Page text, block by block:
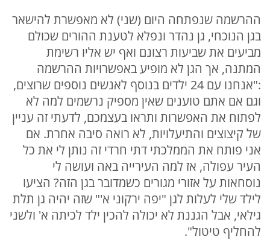
ההרשמה שנפתחה היום (שני) לא מאפשרת להישאר
בגן הנוכחי, גן נהדר ונפלא לטענת ההורים שכולם
מביעים את שביעות רצונם ואף יש אליו רשימת
המתנה, אך הגן לא מופיע באפשרויות ההרשמה
:"אנחנו עם 24 ילדים בנוסף לאנשים נוספים שרוצים,
וגם אם אתם טוענים שאין מספיק נרשמים למה לא
לפתוח את האפשרות ותראו בעצמכם, לדעתי זה עניין
של קיצוצים והתיעלויות, לא רואה סיבה אחרת. אם
אני פותח את הממלכתי דתי חרדי זה נותן לי את כל
העיר עפולה, אז למה העירייה באה ועושה לי
נוסחאות על אזורי מגורים כשמדובר בגן הזה? הציעו
לילד שלי לעלות לגן "יפה ירקוני א'" שזה יהיה גן תלת
גילאי, אבל הגננת לא יכולה להכין ילד לכיתה א' ולשני
להחליף טיטול".